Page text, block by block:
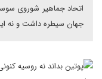
اتحاد جماهیر شوروی
جهان سیطره داشت و نه